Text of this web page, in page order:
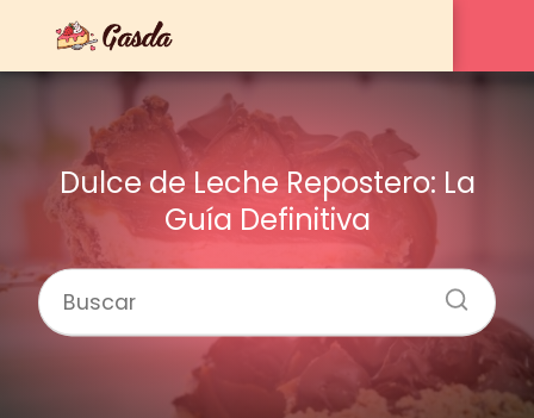
Dulce de Leche Repostero: La
Guía Definitiva